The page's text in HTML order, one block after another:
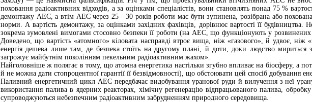
поховання радіоактивних відходів, а за оцінками спеціалістів, вони становлять понад 75 %
демонтажу АЕС, а втім АЕС через 25—30 років роботи має бути зупинена, розібрана або похована,
норми. А вартість демонтажу, за оцінками західних фахівців, дорівнює вартості її будівництва.
зокрема зумовлені вимогами стосовно безпеки її роботи (на АЕС, що функціонують у
Доведено, що вартість «атомного» кіловата насправді втроє вища, ніж «газового», й удвоє, ніж
енергія дешева лише там, де безпека стоїть на другому плані, й доти, доки людство мириться
загрожує майбутнім поколінням пекельним радіоактивним жахом».
Найголовніше ж полягає в тому, що атомна енергетика настільки згубно впливає на біосферу, а
й не можна дати стопроцентної гарантії її безвідмовності), що обстоювати цей спосіб добування
Паливний енергетичний цикл АЕС передбачає видобування уранової руди й вилучення з неї
використання палива в ядерних реакторах, хімічну регенерацію відпрацьованого палива,
супроводжуються небезпечним радіоактивним забрудненням природного середовища.